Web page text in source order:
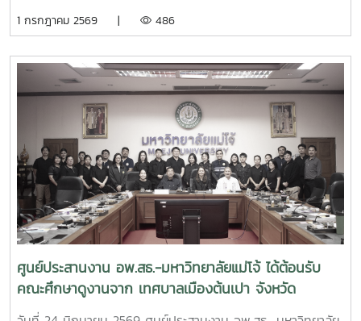
ปีงบประมาณ 2568 - 2569 รวมทั้งการนำเสนอแผนแม่บท
อนุรักษ์พันธุกรรมพืชอันเนื่องมาจากพระราชดำริ สมเด็จพระเทพ
รัตนราชสุดาฯ สยามบรมราชกุมารี สนองพระราชดำริ โดย
มหาวิทยาลัยแม่โจ้ เพื่อใช้เป็นกรอบแนวทางในการขับเคลื่อนการ
ดำเนินงานของมหาวิทยาลัยแม่โจ้ให้เป็นไปตามแนวพระราชดำริ
และนโยบายของโครงการ อพ.สธ. อย่างมีประสิทธิภาพและต่อ
เนื่อง
แพร่ เฉลิมพระเกียรติ ได้เข้าร่วม ประชุมเชิงปฏิบัติการ เรื่อง การ
ปีงบประมาณ พ.ศ. 2569ณ โรงแรมอมารีดอนเมือง แอร์พอร์ต
กรุงเทพมหานคร
1 กรกฎาคม 2569 | 486
ศูนย์ประสานงาน อพ.สธ.-มหาวิทยาลัยแม่โจ้ ได้ต้อนรับ
คณะศึกษาดูงานจาก เทศบาลเมืองต้นเปา จังหวัด
เชียงใหม่